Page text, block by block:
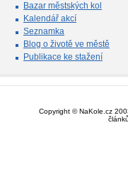
Bazar městských kol
Kalendář akcí
Seznamka
Blog o životě ve městě
Publikace ke stažení
Copyright © NaKole.cz